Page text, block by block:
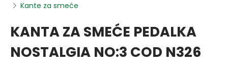
Kante za smeće
KANTA ZA SMEĆE PEDALKA
NOSTALGIA NO:3 COD N326